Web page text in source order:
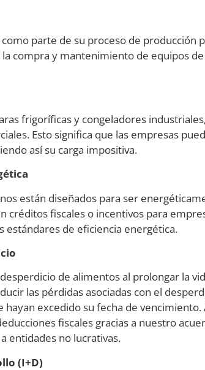
parte de su proceso de producción
compra y mantenimiento de equipos
frigoríficas y congeladores
Esto significa que las empresas
así su carga impositiva.
están diseñados para ser
créditos fiscales o incentivos para
estándares de eficiencia energética.
de alimentos al prolongar la
las pérdidas asociadas con el
excedido su fecha de vencimiento.
fiscales gracias a nuestro
entidades no lucrativas.
(I+D)